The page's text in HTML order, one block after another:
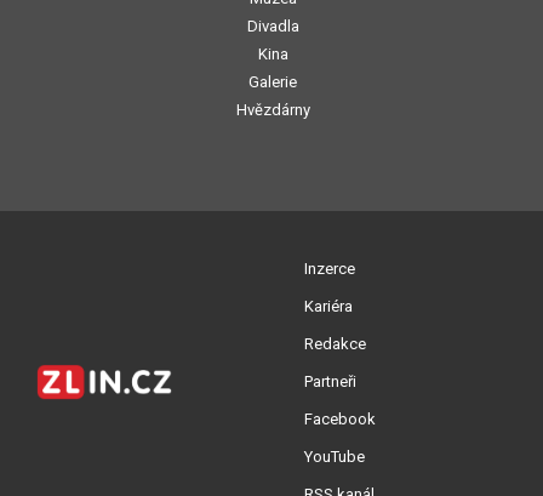
Divadla
Kina
Galerie
Hvězdárny
Inzerce
Kariéra
Redakce
Partneři
Facebook
YouTube